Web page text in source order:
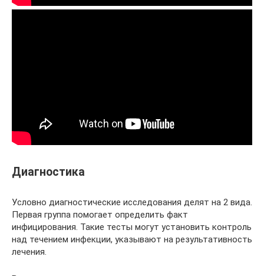
Диагностика
Условно диагностические исследования делят на 2 вида.
Первая группа помогает определить факт
инфицирования. Такие тесты могут установить контроль
над течением инфекции, указывают на результативность
лечения.